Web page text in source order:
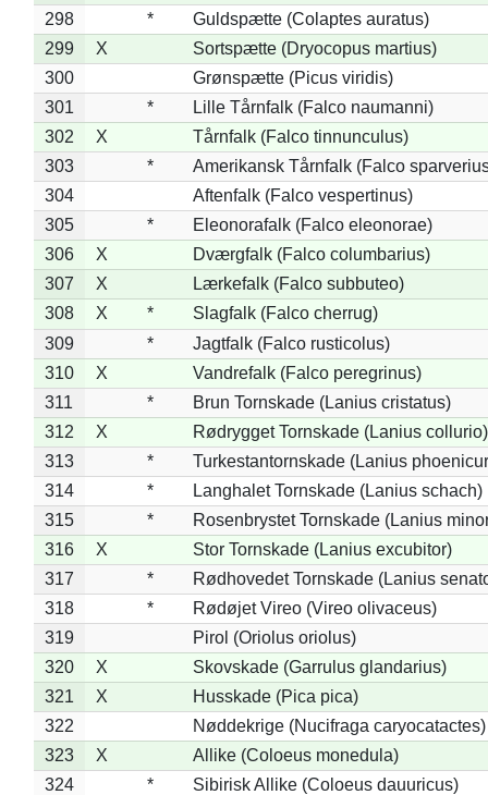
298
*
Guldspætte (Colaptes auratus)
299
X
Sortspætte (Dryocopus martius)
300
Grønspætte (Picus viridis)
301
*
Lille Tårnfalk (Falco naumanni)
302
X
Tårnfalk (Falco tinnunculus)
303
*
Amerikansk Tårnfalk (Falco
304
Aftenfalk (Falco vespertinus)
305
*
Eleonorafalk (Falco eleonorae)
306
X
Dværgfalk (Falco columbarius)
307
X
Lærkefalk (Falco subbuteo)
308
X *
Slagfalk (Falco cherrug)
309
*
Jagtfalk (Falco rusticolus)
310
X
Vandrefalk (Falco peregrinus)
311
*
Brun Tornskade (Lanius cristatus)
312
X
Rødrygget Tornskade (Lanius collurio)
313
*
Turkestantornskade (Lanius
314
*
Langhalet Tornskade (Lanius schach)
315
*
Rosenbrystet Tornskade (Lanius
316
X
Stor Tornskade (Lanius excubitor)
317
*
Rødhovedet Tornskade (Lanius
318
*
Rødøjet Vireo (Vireo olivaceus)
319
Pirol (Oriolus oriolus)
320
X
Skovskade (Garrulus glandarius)
321
X
Husskade (Pica pica)
322
Nøddekrige (Nucifraga caryocatactes)
323
X
Allike (Coloeus monedula)
324
*
Sibirisk Allike (Coloeus dauuricus)